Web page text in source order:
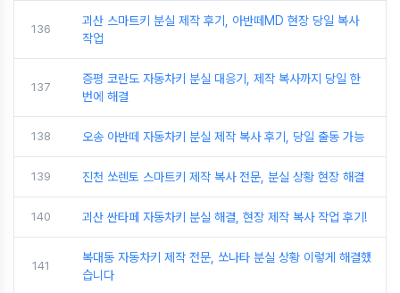
136
괴산 스마트키 분실 제작 후기, 아반떼MD 현장 당일 복사
작업
137
증평 코란도 자동차키 분실 대응기, 제작 복사까지 당일 한
번에 해결
138 오송 아반떼 자동차키 분실 제작 복사 후기, 당일 출동 가능
139 진천 쏘렌토 스마트키 제작 복사 전문, 분실 상황 현장 해결
140 괴산 싼타페 자동차키 분실 해결, 현장 제작 복사 작업 후기!
141
복대동 자동차키 제작 전문, 쏘나타 분실 상황 이렇게 해결했
습니다